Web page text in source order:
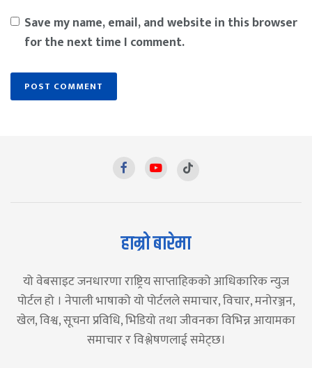
Save my name, email, and website in this browser
for the next time I comment.
हाम्रो बारेमा
यो वेबसाइट जनधारणा राष्ट्रिय साप्ताहिकको आधिकारिक न्युज
पोर्टल हो । नेपाली भाषाको यो पोर्टलले समाचार, विचार, मनोरञ्जन,
खेल, विश्व, सूचना प्रविधि, भिडियो तथा जीवनका विभिन्न आयामका
समाचार र विश्लेषणलाई समेट्छ।